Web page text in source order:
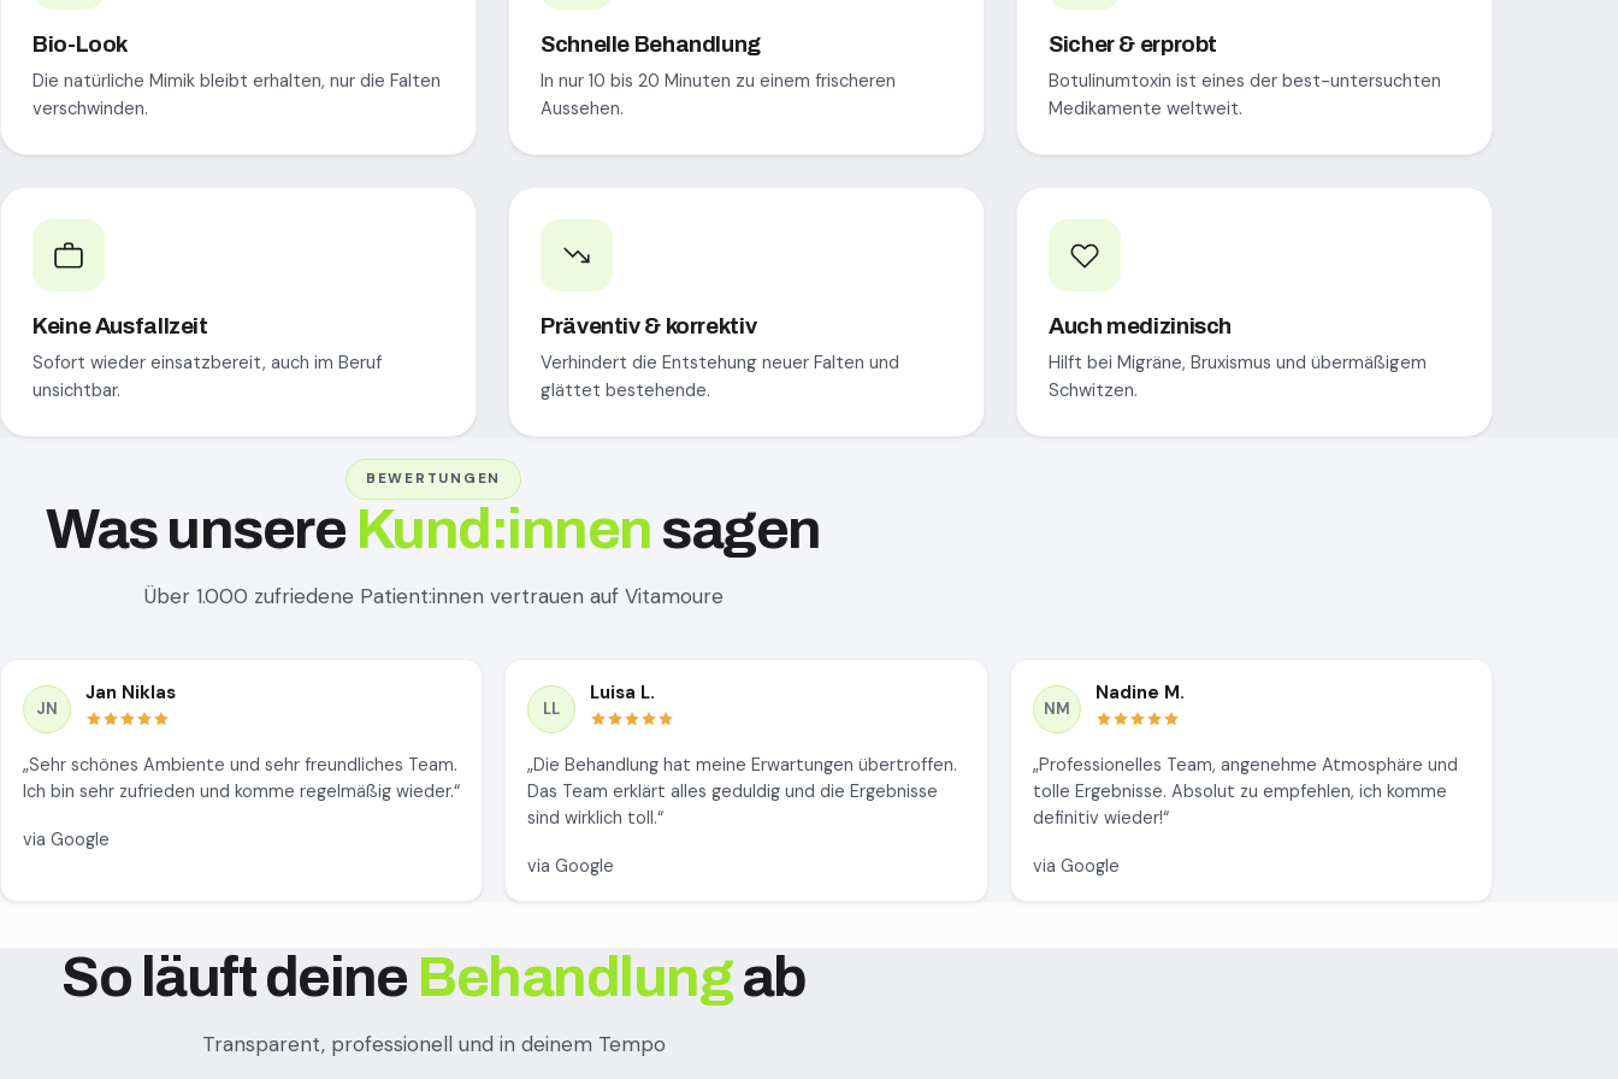
Bio-Look
Die natürliche Mimik bleibt erhalten, nur die Falten
verschwinden.
Schnelle Behandlung
In nur 10 bis 20 Minuten zu einem frischeren
Aussehen.
Sicher & erprobt
Botulinumtoxin ist eines der best-untersuchten
Medikamente weltweit.
Keine Ausfallzeit
Sofort wieder einsatzbereit, auch im Beruf
unsichtbar.
Präventiv & korrektiv
Verhindert die Entstehung neuer Falten und
glättet bestehende.
Auch medizinisch
Hilft bei Migräne, Bruxismus und übermäßigem
Schwitzen.
BEWERTUNGEN
Was unsere Kund:innen sagen
Über 1.000 zufriedene Patient:innen vertrauen auf Vitamoure
JN
Jan Niklas
„Sehr schönes Ambiente und sehr freundliches Team.
Ich bin sehr zufrieden und komme regelmäßig wieder.“
via Google
LL
Luisa L.
„Die Behandlung hat meine Erwartungen übertroffen.
Das Team erklärt alles geduldig und die Ergebnisse
sind wirklich toll.“
via Google
NM
Nadine M.
„Professionelles Team, angenehme Atmosphäre und
tolle Ergebnisse. Absolut zu empfehlen, ich komme
definitiv wieder!“
via Google
So läuft deine Behandlungab
Transparent, professionell und in deinem Tempo